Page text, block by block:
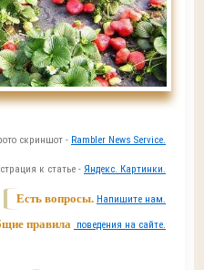
скриншот - Rambler News Service.
к статье - Яндекс. Картинки.
Есть вопросы. Напишите нам.
правила поведения на сайте.